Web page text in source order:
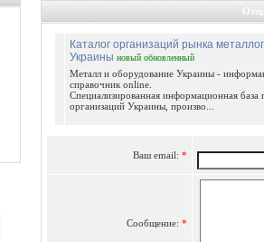
Каталог организаций рынка
Украины новый обновленный
Металл и оборудование Украины -
справочник online.
Специализированная информационная база
организаций Украины, произво...
Ваш email: *
Сообщение: *